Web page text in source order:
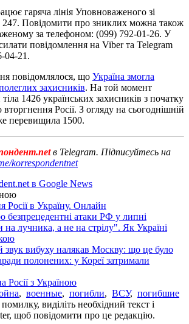
гаряча лінія Уповноваженого зі
247. Повідомити про зниклих можна також
за телефоном: (099) 792-01-26. У
повідомлення на Viber та Telegram
04-21.
повідомлялося, що Україна змогла
захисників. На той момент
1426 українських захисників з початку
Росії. З огляду на сьогоднішній
перевищила 1500.
в Telegram. Підписуйтесь на
korrespondentnet
в Google News
Росії в Україну. Онлайн
атаки РФ у липні
лучника, а не на стрілу". Як Україні
звук вибуху налякав Москву: що це було
полонених: у Кореї затримали
Росії з Україною
, военные, погибли, ВСУ, погибшие
виділіть необхідний текст і
щоб повідомити про це редакцію.